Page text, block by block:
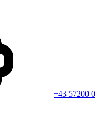
+43 57200 0